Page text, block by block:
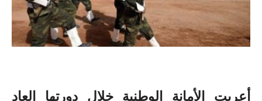
أعربت الأمانة الوطنية خلال دورتها العاد